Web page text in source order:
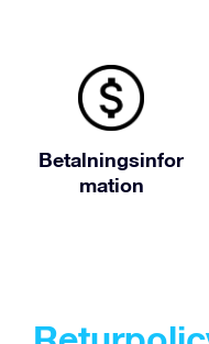
Betalningsinfor
mation